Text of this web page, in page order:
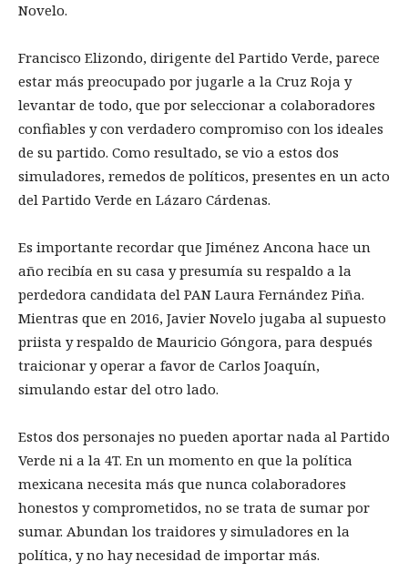
Novelo.
Francisco Elizondo, dirigente del Partido Verde, parece
estar más preocupado por jugarle a la Cruz Roja y
levantar de todo, que por seleccionar a colaboradores
confiables y con verdadero compromiso con los ideales
de su partido. Como resultado, se vio a estos dos
simuladores, remedos de políticos, presentes en un acto
del Partido Verde en Lázaro Cárdenas.
Es importante recordar que Jiménez Ancona hace un
año recibía en su casa y presumía su respaldo a la
perdedora candidata del PAN Laura Fernández Piña.
Mientras que en 2016, Javier Novelo jugaba al supuesto
priista y respaldo de Mauricio Góngora, para después
traicionar y operar a favor de Carlos Joaquín,
simulando estar del otro lado.
Estos dos personajes no pueden aportar nada al Partido
Verde ni a la 4T. En un momento en que la política
mexicana necesita más que nunca colaboradores
honestos y comprometidos, no se trata de sumar por
sumar. Abundan los traidores y simuladores en la
política, y no hay necesidad de importar más.